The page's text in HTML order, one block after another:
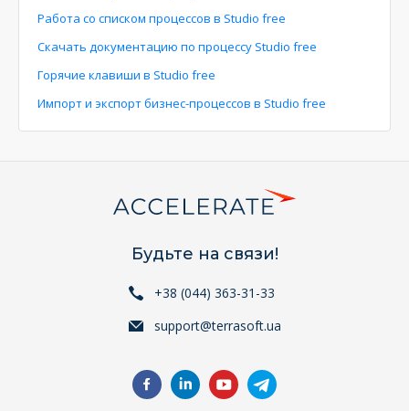
Работа со списком процессов в Studio free
Скачать документацию по процессу Studio free
Горячие клавиши в Studio free
Импорт и экспорт бизнес-процессов в Studio free
Будьте на связи!
+38 (044) 363-31-33
support@terrasoft.ua